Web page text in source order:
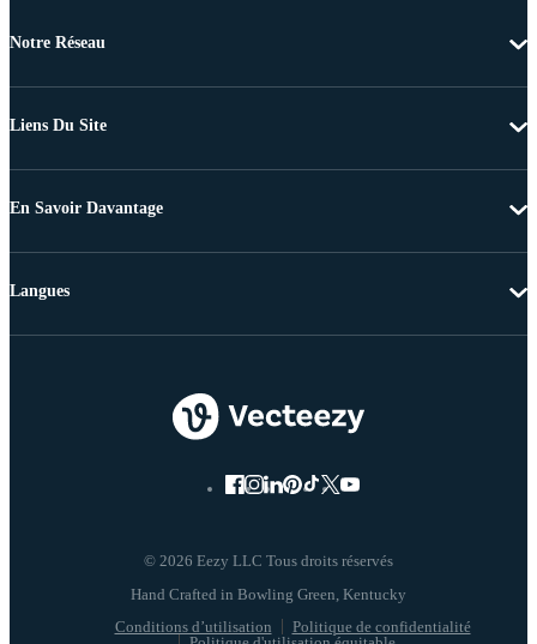
Notre Réseau
Liens Du Site
En Savoir Davantage
© 2026 Eezy LLC Tous droits réservés
Conditions d’utilisation
Politique de confidentialité
Langues